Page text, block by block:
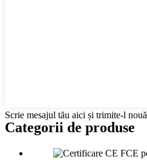
Scrie mesajul tău aici și trimite-l nouă
Categorii de produse